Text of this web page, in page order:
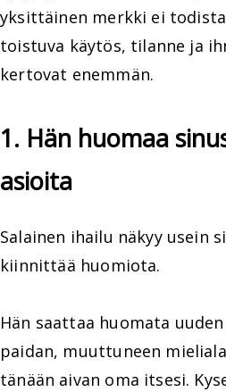
yksittäinen merkki ei
toistuva käytös, tilanne ja
kertovat enemmän.
1. Hän huomaa
asioita
Salainen ihailu näkyy usein
kiinnittää huomiota.
Hän saattaa huomata
paidan, muuttuneen
tänään aivan oma itsesi.